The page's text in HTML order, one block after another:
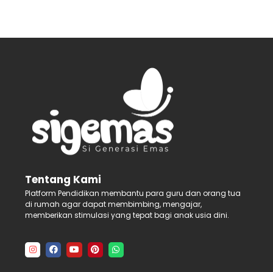
Tentang Kami
Platform Pendidikan membantu para guru dan orang tua
di rumah agar dapat membimbing, mengajar,
memberikan stimulasi yang tepat bagi anak usia dini.